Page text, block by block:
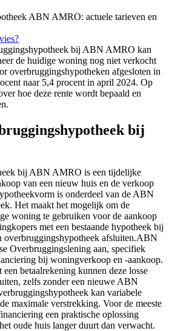
ABN AMRO: actuele tarieven en
bij ABN AMRO kan
de huidige woning nog niet verkocht
overbruggingshypotheken afgesloten in
naar 5,4 procent in april 2024. Op
hoe deze rente wordt bepaald en
bij
bij ABN AMRO is een tijdelijke
van een nieuw huis en de verkoop
is onderdeel van de ABN
Het maakt het mogelijk om de
woning te gebruiken voor de aankoop
met een bestaande hypotheek bij
afsluiten.ABN
Overbruggingslening aan, specifiek
bij woningverkoop en -aankoop.
betaalrekening kunnen deze losse
zelfs zonder een nieuwe ABN
kan variabele
maximale verstrekking. Voor de meeste
een praktische oplossing
oude huis langer duurt dan verwacht.